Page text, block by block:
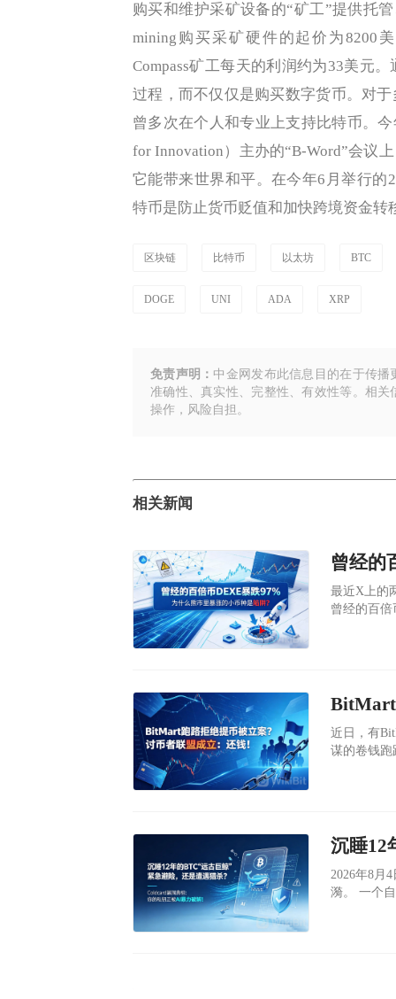
购买和维护采矿设备的“矿工”提供托
mining购买采矿硬件的起价为8200
Compass矿工每天的利润约为33美元
过程，而不仅仅是购买数字货币。对
曾多次在个人和专业上支持比特币。
for Innovation）主办的“B-Word”会议
它能带来世界和平。在今年6月举行的
特币是防止货币贬值和加快跨境资金转
区块链 比特币 以太坊 BTC
DOGE UNI ADA XRP
免责声明： 中金网发布此信息目的在于传
准确性、真实性、完整性、有效性等。相
操作，风险自担。
相关新闻
最近X上的
曾经的百倍
近日，有
谋的卷钱跑
​2026年8月
漪。 一个自2013年起便如死寂般的比特币地址：18TExP，突然动了起